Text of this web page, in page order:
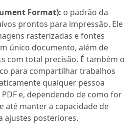
Format): o padrão da
prontos para impressão. Ele
rasterizadas e fontes
único documento, além de
com total precisão. É também o
para compartilhar trabalhos
qualquer pessoa
e, dependendo de como for
até manter a capacidade de
ajustes posteriores.